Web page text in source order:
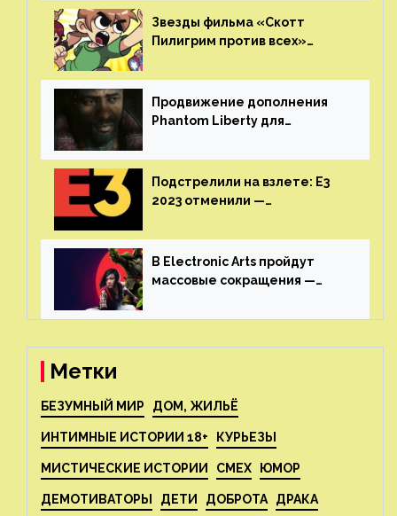
консольные войны
Звезды фильма «Скотт
Пилигрим против всех»
аниме от Netflix
Продвижение дополнения
Phantom Liberty для
июне
Подстрелили на взлете: E3
2023 отменили —
выставка не вернется
В Electronic Arts пройдут
массовые сокращения —
реструктуризацию
Метки
БЕЗУМНЫЙ МИР ДОМ, ЖИЛЬЁ
ИНТИМНЫЕ ИСТОРИИ 18+ КУРЬЕЗЫ
МИСТИЧЕСКИЕ ИСТОРИИ СМЕХ ЮМОР
ДЕМОТИВАТОРЫ ДЕТИ ДОБРОТА ДРАКА